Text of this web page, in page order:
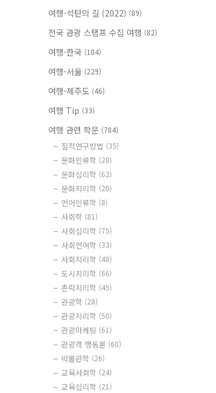
여행-석탄의 길 (2022) (89)
전국 관광 스탬프 수집 여행 (82)
여행-한국 (184)
여행-서울 (229)
여행-제주도 (46)
여행 Tip (33)
여행 관련 학문 (784)
질적연구방법 (35)
문화인류학 (28)
문화심리학 (62)
문화지리학 (20)
언어인류학 (8)
사회학 (81)
사회심리학 (75)
사회언어학 (33)
사회지리학 (48)
도시지리학 (66)
촌락지리학 (45)
관광학 (28)
관광지리학 (50)
관광마케팅 (61)
관광객 행동론 (60)
박물관학 (26)
교육사회학 (24)
교육심리학 (21)